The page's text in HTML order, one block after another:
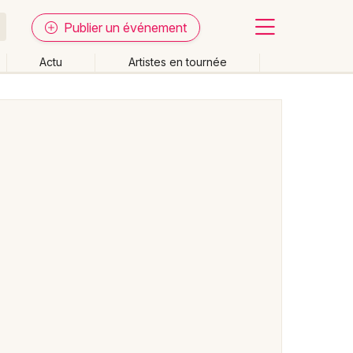
Publier un événement
Actu Artistes en tournée